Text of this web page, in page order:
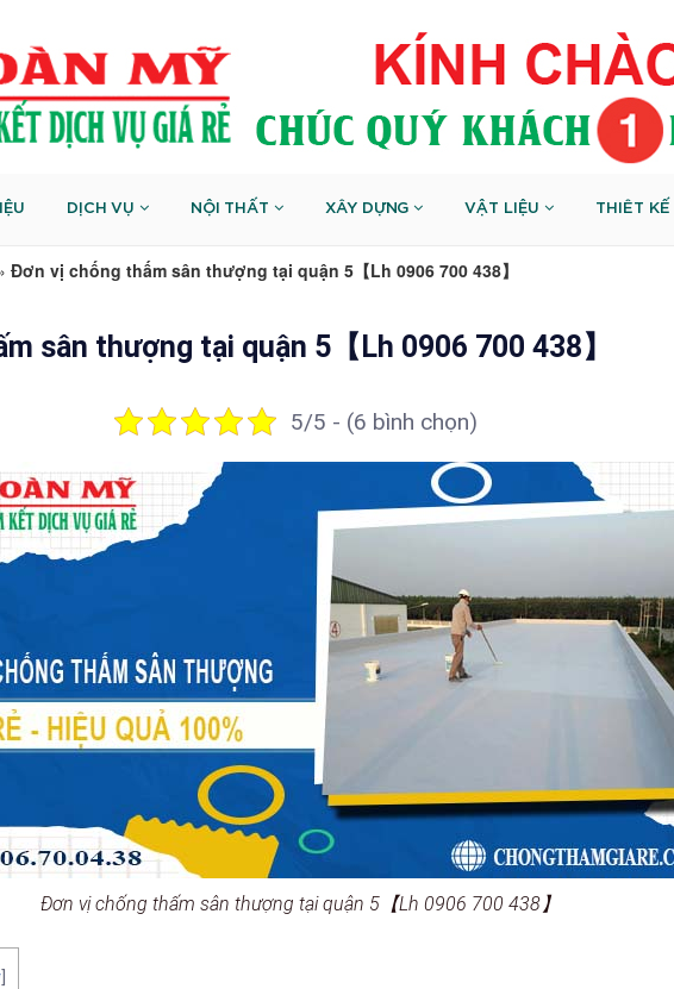
DỊCH VỤ NỘI THẤT XÂY DỰNG VẬT LIỆU THIÊT KẾ
Đơn vị chống thấm sân thượng tại quận 5【Lh 0906 700 438】
sân thượng tại quận 5【Lh 0906 700 438】
5/5 - (6 bình chọn)
Đơn vị chống thấm sân thượng tại quận 5【Lh 0906 700 438】